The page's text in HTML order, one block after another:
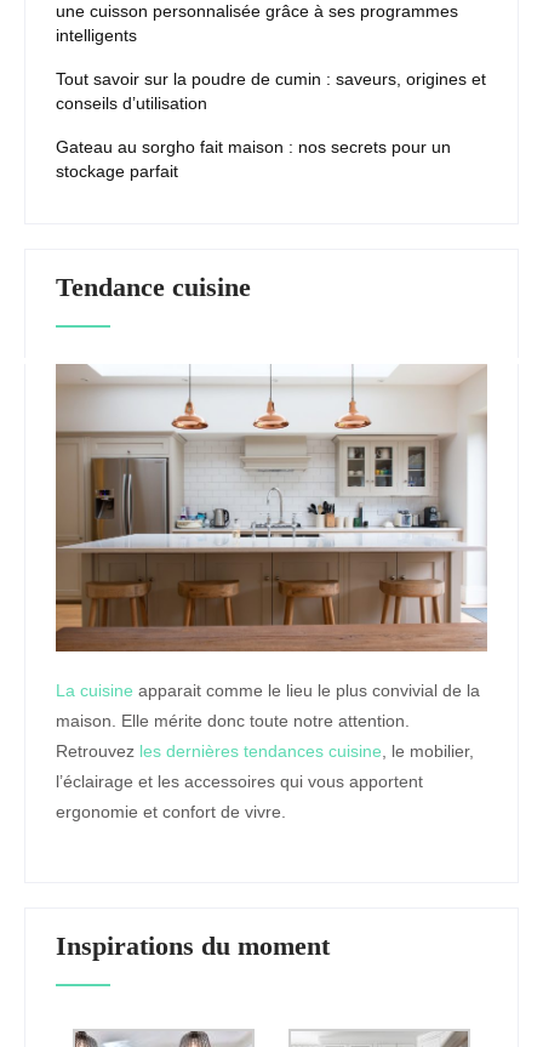
une cuisson personnalisée grâce à ses programmes
intelligents
Tout savoir sur la poudre de cumin : saveurs, origines et
conseils d’utilisation
Gateau au sorgho fait maison : nos secrets pour un
stockage parfait
Tendance cuisine
La cuisine apparait comme le lieu le plus convivial de la
maison. Elle mérite donc toute notre attention.
Retrouvez les dernières tendances cuisine , le mobilier,
l’éclairage et les accessoires qui vous apportent
ergonomie et confort de vivre.
Inspirations du moment